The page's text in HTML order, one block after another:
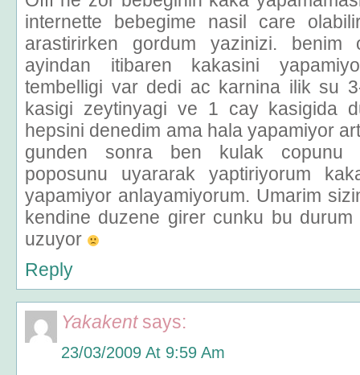
internette bebegime nasil care
arastirirken gordum yazinizi.
ayindan itibaren kakasini
tembelligi var dedi ac karnina ilik su
kasigi zeytinyagi ve 1 cay kasigida
hepsini denedim ama hala yapamiyor
gunden sonra ben kulak copunu
poposunu uyararak yaptiriyorum
yapamiyor anlayamiyorum. Umarim
kendine duzene girer cunku bu
uzuyor
Reply
Yakakent says:
23/03/2009 At 9:59 Am